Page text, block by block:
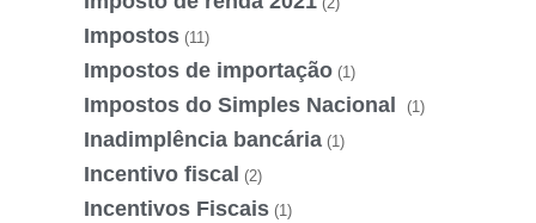
Impostos (11)
Impostos de importação (1)
Impostos do Simples Nacional (1)
Inadimplência bancária (1)
Incentivo fiscal (2)
Incentivos Fiscais (1)